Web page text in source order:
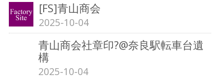
[FS]青山商会
2025-10-04
青山商会社章印?@奈良駅転車台遺
構
2025-10-04